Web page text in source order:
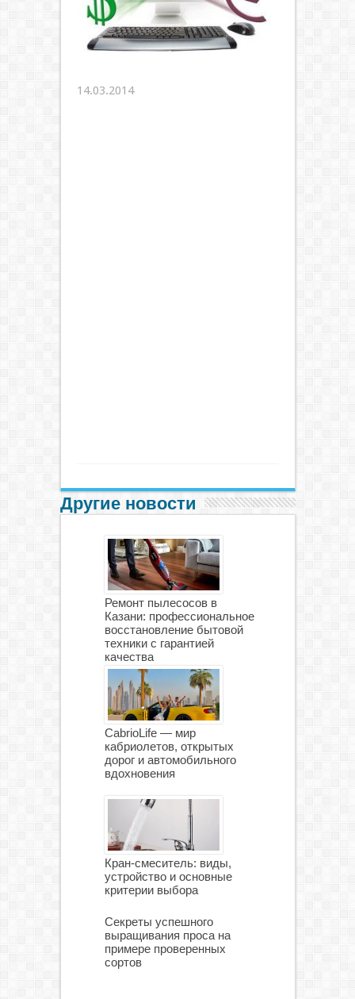
14.03.2014
Другие новости
Ремонт пылесосов в
Казани: профессиональное
восстановление бытовой
техники с гарантией
качества
CabrioLife — мир
кабриолетов, открытых
дорог и автомобильного
вдохновения
Кран-смеситель: виды,
устройство и основные
критерии выбора
Секреты успешного
выращивания проса на
примере проверенных
сортов